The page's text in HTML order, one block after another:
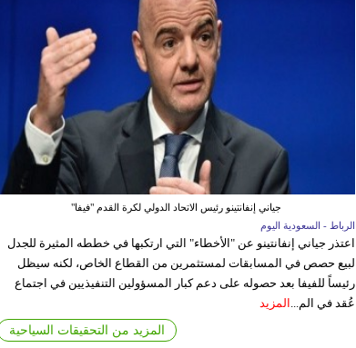
جياني إنفانتينو رئيس الاتحاد الدولي لكرة القدم "فيفا"
الرباط - السعودية اليوم
اعتذر جياني إنفانتينو عن "الأخطاء" التي ارتكبها في خططه المثيرة للجدل
لبيع حصص في المسابقات لمستثمرين من القطاع الخاص، لكنه سيظل
رئيساً للفيفا بعد حصوله على دعم كبار المسؤولين التنفيذيين في اجتماع
عُقد في الم... المزيد
المزيد من التحقيقات السياحية